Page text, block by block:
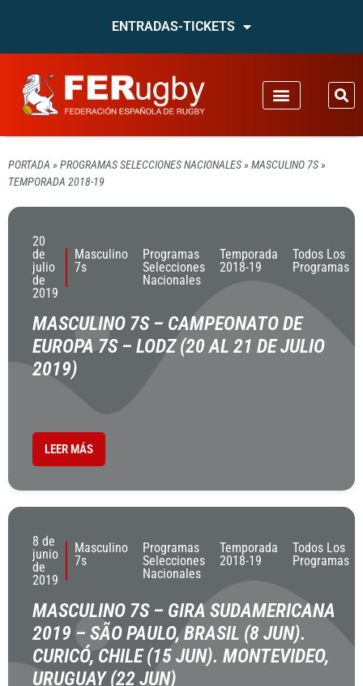
ENTRADAS-TICKETS
PORTADA » PROGRAMAS SELECCIONES NACIONALES» MASCULINO 7S»
TEMPORADA 2018-19
20
de
julio
de
2019
Masculino
7s
Programas
Selecciones
Nacionales
Temporada
2018-19
Todos Los
Programas
MASCULINO 7S – CAMPEONATO DE
EUROPA 7S – LODZ (20 AL 21 DE JULIO
2019)
LEER MÁS
8 de
junio
de
2019
Masculino
7s
Programas
Selecciones
Nacionales
Temporada
2018-19
Todos Los
Programas
MASCULINO 7S – GIRA SUDAMERICANA
2019 – SÃO PAULO, BRASIL (8 JUN).
CURICÓ, CHILE (15 JUN). MONTEVIDEO,
URUGUAY (22 JUN)